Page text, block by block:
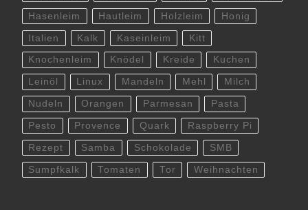
Hasenleim Hautleim Holzleim Honig
Italien Kalk Kaseinleim Kitt
Knochenleim Knödel Kreide Kuchen
Leinöl Linux Mandeln Mehl Milch
Nudeln Orangen Parmesan Pasta
Pesto Provence Quark Raspberry Pi
Rezept Samba Schokolade SMB
Sumpfkalk Tomaten Tor Weihnachten